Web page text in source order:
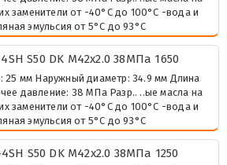
заменители от -40°C до 100°C -вода и
эмульсия от 5°C до 93°C
S50 DK М42х2.0 38МПа 1650
25 мм Наружный диаметр: 34.9 мм Длина
давление: 38 МПа Разр.. ..ые масла на
заменители от -40°C до 100°C -вода и
эмульсия от 5°C до 93°C
S50 DK М42х2.0 38МПа 1250